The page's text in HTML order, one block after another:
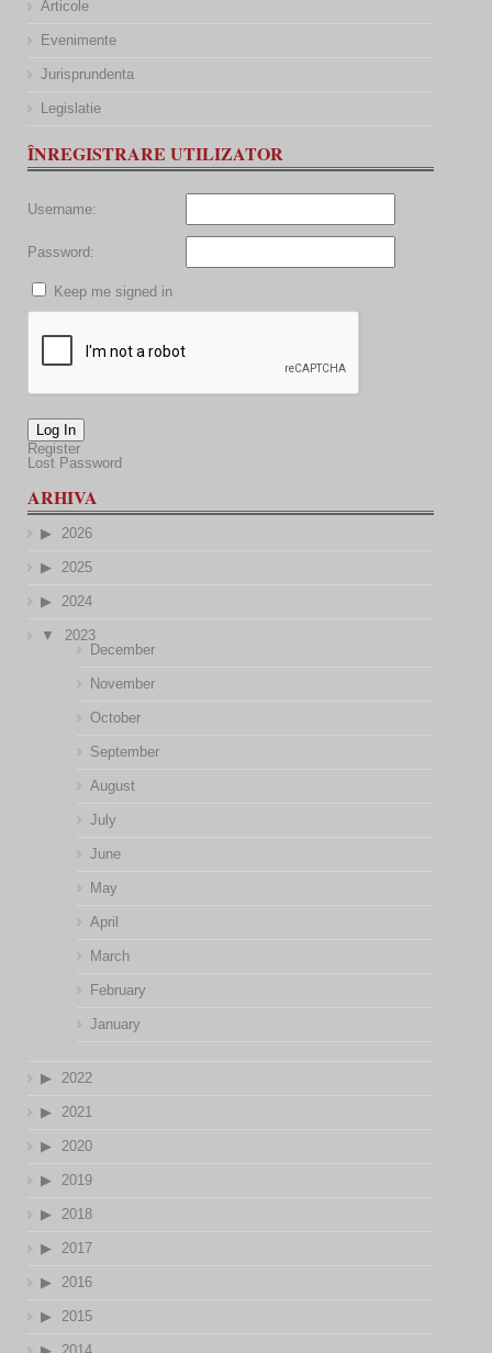
Articole
Evenimente
Jurisprundenta
Legislatie
ÎNREGISTRARE UTILIZATOR
Username:
Password:
Keep me signed in
Log In
Register
Lost Password
ARHIVA
2026
2025
2024
2023
December
November
October
September
August
July
June
May
April
March
February
January
2022
2021
2020
2019
2018
2017
2016
2015